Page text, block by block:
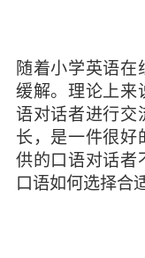
随着小学英语在
缓解。理论上来
语对话者进行交
长，是一件很好
供的口语对话者
口语如何选择合